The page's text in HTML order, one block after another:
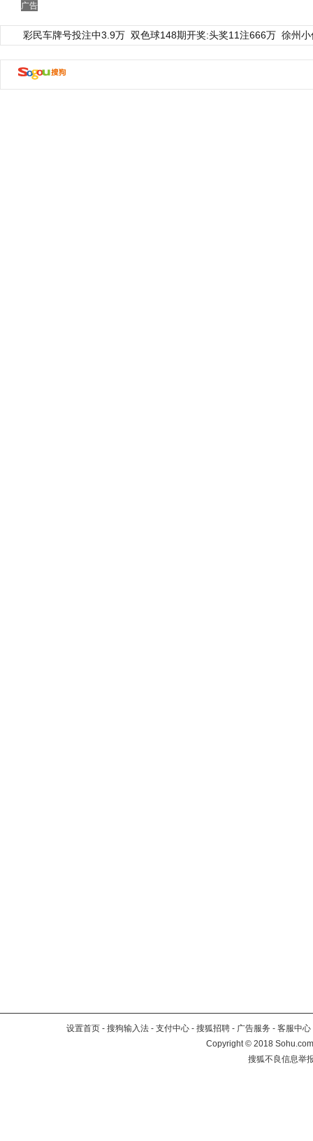
广告
彩民车牌号投注中3.9万 双色球148期开奖:头奖11注666万 徐州
设置首页 - 搜狗输入法 - 支付中心 - 搜狐招聘 - 广告服务 - 客服中心
Copyright©2018
搜狐不良信息举